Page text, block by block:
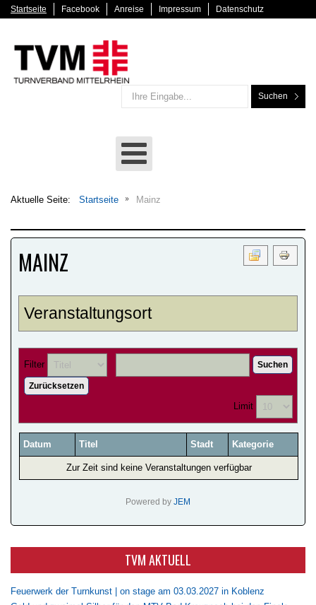
Startseite Facebook Anreise Impressum Datenschutz
Suchen
Aktuelle Seite: Startseite Mainz
MAINZ
Veranstaltungsort
Filter Suchen
Zurücksetzen
Limit
Datum Titel Stadt Kategorie
Zur Zeit sind keine Veranstaltungen verfügbar
Powered by JEM
TVM AKTUELL
Feuerwerk der Turnkunst | on stage am 03.03.2027 in Koblenz